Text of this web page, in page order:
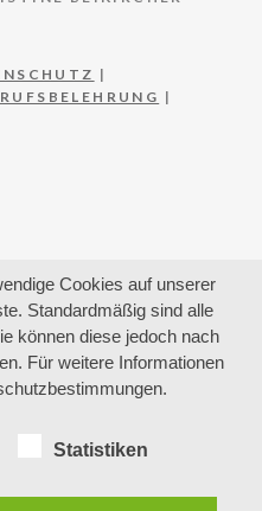
|
|
Cookies auf unserer
Standardmäßig sind alle
können diese jedoch nach
Für weitere Informationen
Statistiken